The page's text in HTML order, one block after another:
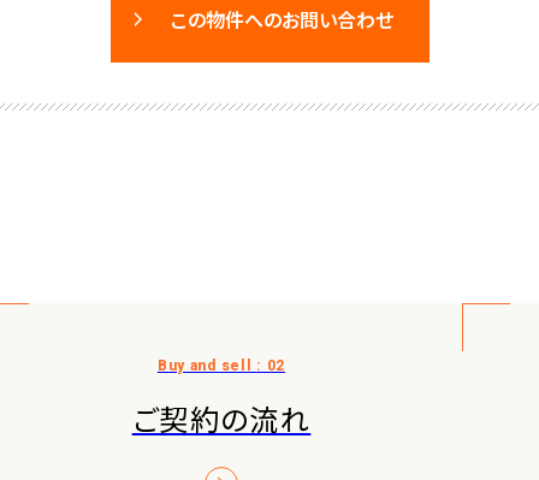
この物件へのお問い合わせ
ご契約の流れ